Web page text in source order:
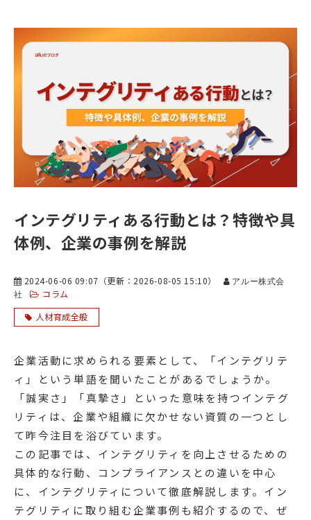
インテグリティある行動とは？特徴や具
体例、企業の事例を解説
2024-06-06 09:07 （更新： 2026-08-05 15:10）
アルー株式会
社
コラム
人材育成全般
企業活動に求められる要素として、「インテグリテ
ィ」という単語を聞いたことがあるでしょうか。
「誠実さ」「真摯さ」といった意味を持つインテグ
リティは、企業や組織に欠かせない資質の一つとし
て昨今注目を浴びています。
この記事では、インテグリティを向上させるための
具体的な行動、コンプライアンスとの違いを中心
に、インテグリティについて徹底解説します。イン
テグリティに取り組む企業事例も紹介するので、ぜ